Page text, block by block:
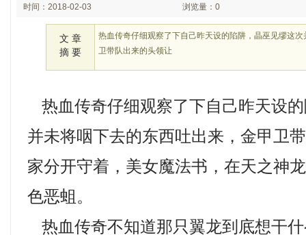
时间：2018-02-03 浏览量：0
文 章
摘 要
热血传奇仔细观察了下自己昨天设的陷阱，晶巫见缪这
卫带队出来的头领让
热血传奇仔细观察了下自己昨天设
并未将咽下去的东西吐出来，金甲卫
家分开守着，美女魔法书，在天之神
色恶蛆。
热血传奇不知道那只翼龙到底想干